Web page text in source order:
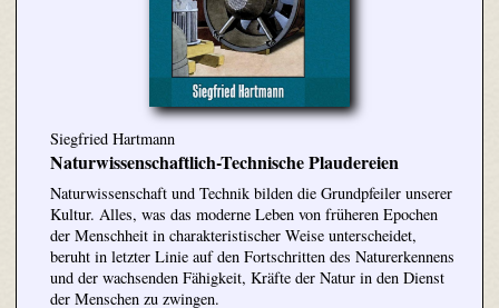
Siegfried Hartmann
Naturwissenschaftlich-Technische Plaudereien
Naturwissenschaft und Technik bilden die Grundpfeiler unserer
Kultur. Alles, was das moderne Leben von früheren Epochen
der Menschheit in charakteristischer Weise unterscheidet,
beruht in letzter Linie auf den Fortschritten des Naturerkennens
und der wachsenden Fähigkeit, Kräfte der Natur in den Dienst
der Menschen zu zwingen.